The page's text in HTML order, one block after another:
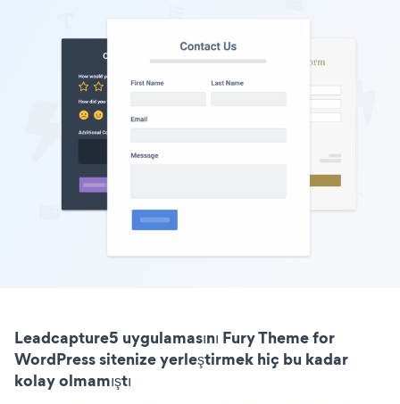
Leadcapture5 uygulamasını Fury Theme for
WordPress sitenize yerleştirmek hiç bu kadar
kolay olmamıştı